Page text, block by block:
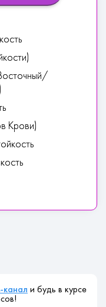
Крови)
канал и будь в курсе